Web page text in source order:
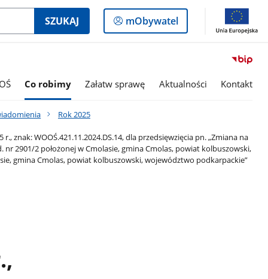
SZUKAJ
Logowanie
do
mObywatel
Co robimy Załatw sprawę Aktualności Kontakt
Rok 2025
znak: WOOŚ.421.11.2024.DS.14, dla przedsięwzięcia pn. „Zmiana na
nr 2901/2 położonej w Cmolasie, gmina Cmolas, powiat kolbuszowski,
gmina Cmolas, powiat kolbuszowski, województwo podkarpackie”